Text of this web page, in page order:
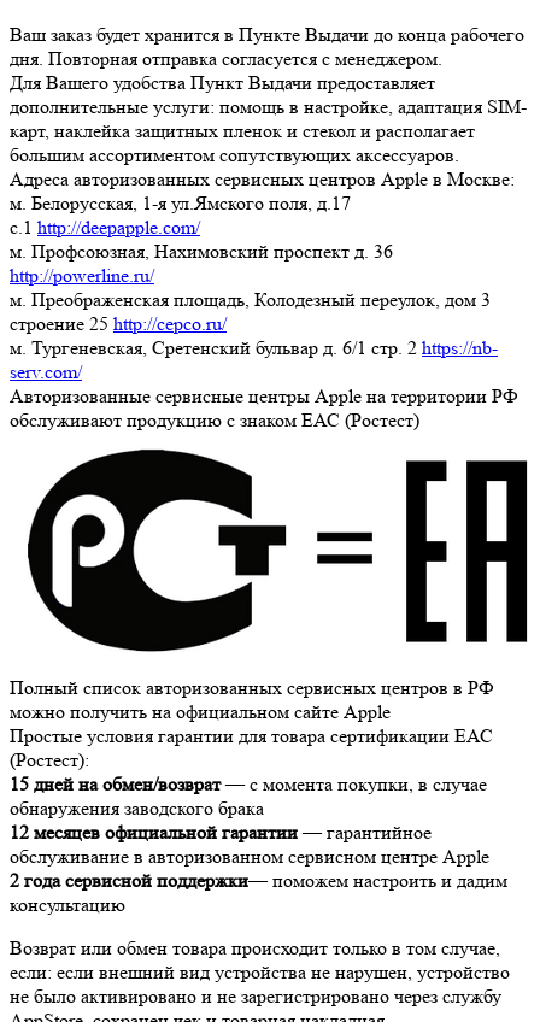
Ваш заказ будет хранится в Пункте Выдачи до конца рабочего
дня. Повторная отправка согласуется с менеджером.
Для Вашего удобства Пункт Выдачи предоставляет
дополнительные услуги: помощь в настройке, адаптация SIM-
карт, наклейка защитных пленок и стекол и располагает
большим ассортиментом сопутствующих аксессуаров.
Адреса авторизованных сервисных центров Apple в Москве:
м. Белорусская, 1-я ул.Ямского поля, д.17
c.1 http://deepapple.com/
м. Профсоюзная, Нахимовский проспект д. 36
http://powerline.ru/
м. Преображенская площадь, Колодезный переулок, дом 3
строение 25 http://cepco.ru/
м. Тургеневская, Сретенский бульвар д. 6/1 стр. 2 https://nb-
serv.com/
Авторизованные сервисные центры Apple на территории РФ
обслуживают продукцию с знаком ЕАС (Ростест)
Полный список авторизованных сервисных центров в РФ
можно получить на официальном сайте Apple
Простые условия гарантии для товара сертификации ЕАС
(Ростест):
15 дней на обмен/возврат— с момента покупки, в случае
обнаружения заводского брака
12 месяцев официальной гарантии— гарантийное
обслуживание в авторизованном сервисном центре Apple
2 года сервисной поддержки— поможем настроить и дадим
консультацию
Возврат или обмен товара происходит только в том случае,
если: если внешний вид устройства не нарушен, устройство
не было активировано и не зарегистрировано через службу